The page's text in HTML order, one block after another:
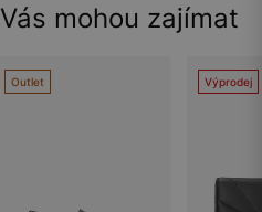
mohou zajímat
Outlet Výprodej